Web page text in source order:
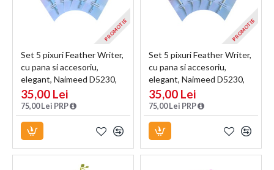
PROMOTIE
Set 5 pixuri Feather Writer,
cu pana si accesoriu,
elegant, Naimeed D5230,
Blue
35,00 Lei
75,00 Lei PRP
PROMOTIE
Set 5 pixuri Feather Writer,
cu pana si accesoriu,
elegant, Naimeed D5230,
Alb
35,00 Lei
75,00 Lei PRP